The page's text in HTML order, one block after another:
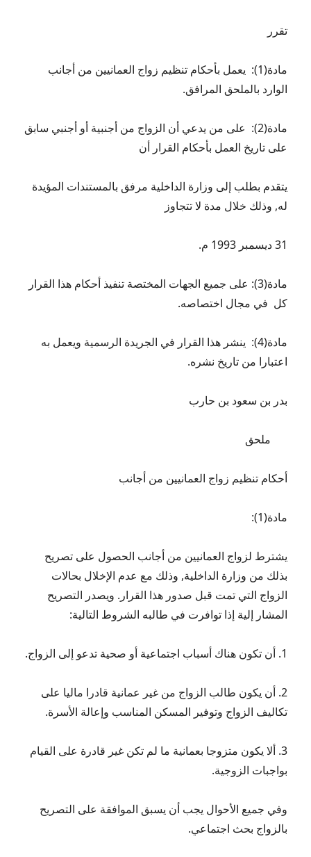
تقرر
مادة(1): يعمل بأحكام تنظيم زواج العمانيين من أجانب
الوارد بالملحق المرافق.
مادة(2): على من يدعي أن الزواج من أجنبية أو أجنبي سابق
على تاريخ العمل بأحكام القرار أن
يتقدم بطلب إلى وزارة الداخلية مرفق بالمستندات المؤيدة
له, وذلك خلال مدة لا تتجاوز
31 ديسمبر 1993 م.
مادة(3): على جميع الجهات المختصة تنفيذ أحكام هذا القرار
كل في مجال اختصاصه.
مادة(4): ينشر هذا القرار في الجريدة الرسمية ويعمل به
اعتبارا من تاريخ نشره.
بدر بن سعود بن حارب
ملحق
أحكام تنظيم زواج العمانيين من أجانب
مادة(1):
يشترط لزواج العمانيين من أجانب الحصول على تصريح
بذلك من وزارة الداخلية, وذلك مع عدم الإخلال بحالات
الزواج التي تمت قبل صدور هذا القرار. ويصدر التصريح
المشار إلية إذا توافرت في طالبه الشروط التالية:
1. أن تكون هناك أسباب اجتماعية أو صحية تدعو إلى الزواج.
2. أن يكون طالب الزواج من غير عمانية قادرا ماليا على
تكاليف الزواج وتوفير المسكن المناسب وإعالة الأسرة.
3. ألا يكون متزوجا بعمانية ما لم تكن غير قادرة على القيام
بواجبات الزوجية.
وفي جميع الأحوال يجب أن يسبق الموافقة على التصريح
بالزواج بحث اجتماعي.